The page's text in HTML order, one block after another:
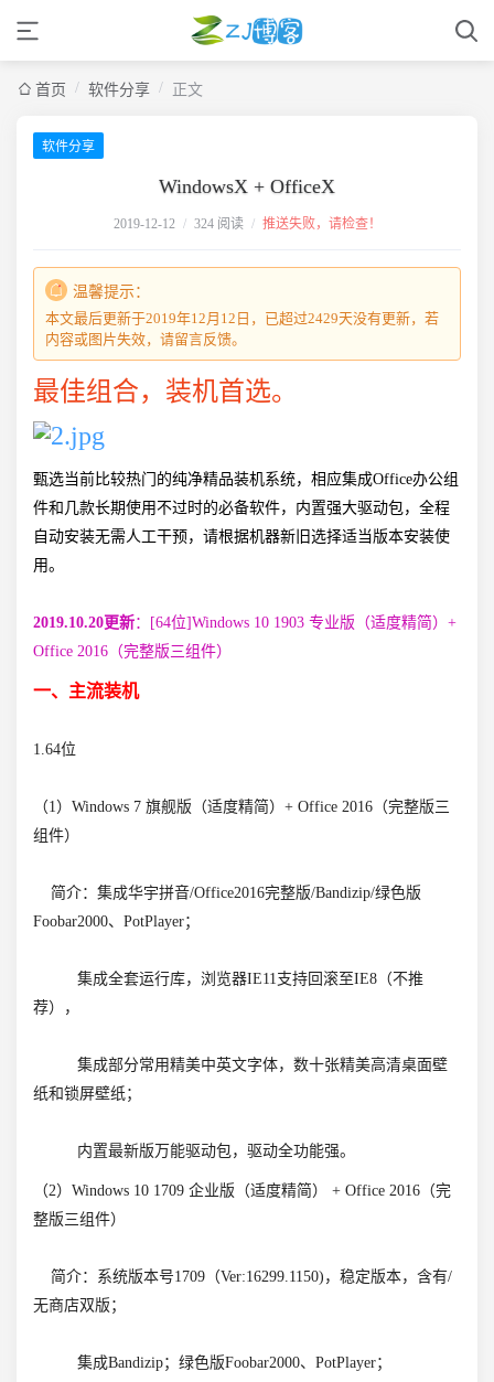
首页 / 软件分享 / 正文
软件分享
WindowsX + OfficeX
2019-12-12 / 324 阅读 / 推送失败，请检查！
温馨提示：
本文最后更新于2019年12月12日，已超过2429天没有更新，若
内容或图片失效，请留言反馈。
最佳组合，装机首选。
甄选当前比较热门的纯净精品装机系统，相应集成Office办公组
件和几款长期使用不过时的必备软件，内置强大驱动包，全程
自动安装无需人工干预，请根据机器新旧选择适当版本安装使
用。
2019.10.20更新：[64位]Windows 10 1903 专业版（适度精简）+
Office 2016（完整版三组件）
一、主流装机
1.64位
（1）Windows 7 旗舰版（适度精简）+ Office 2016（完整版三
组件）
简介：集成华宇拼音/Office2016完整版/Bandizip/绿色版
Foobar2000、PotPlayer；
集成全套运行库，浏览器IE11支持回滚至IE8（不推
荐），
集成部分常用精美中英文字体，数十张精美高清桌面壁
纸和锁屏壁纸；
内置最新版万能驱动包，驱动全功能强。
（2）Windows 10 1709 企业版（适度精简） + Office 2016（完
整版三组件）
简介：系统版本号1709（Ver:16299.1150)，稳定版本，含有/
无商店双版；
集成Bandizip；绿色版Foobar2000、PotPlayer；